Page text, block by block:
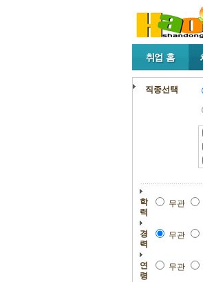
직종선택
학
력
무관
경
력
무관
연
령
무관